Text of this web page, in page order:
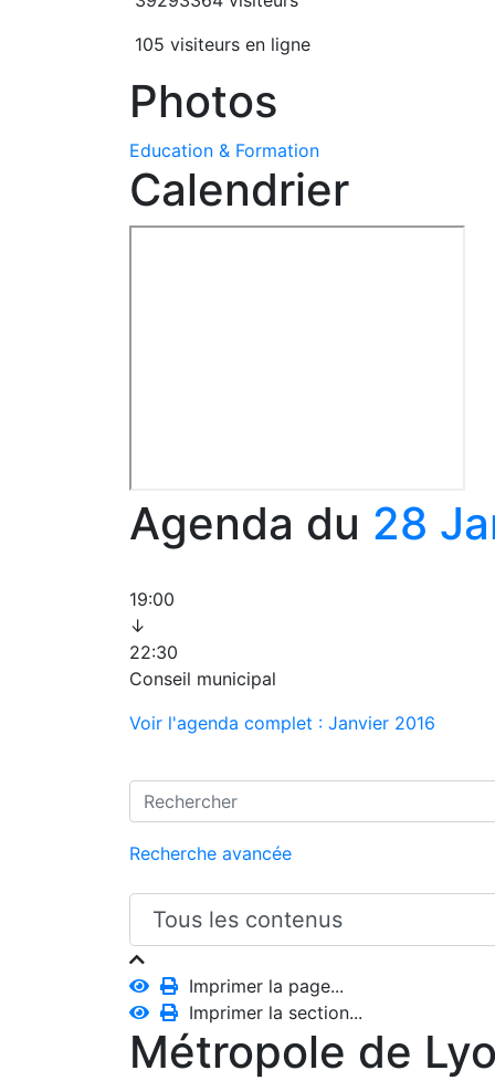
105 visiteurs en ligne
Photos
Education & Formation
Calendrier
Agenda du 28
19:00
↓
22:30
Conseil municipal
Voir l'agenda complet : Janvier 2016
Recherche avancée
Imprimer la page...
Imprimer la section...
Métropole de